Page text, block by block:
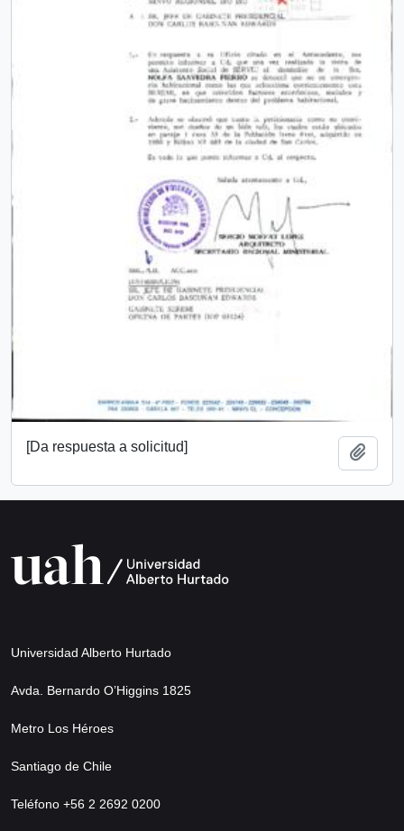
[Da respuesta a solicitud]
Universidad Alberto Hurtado
Avda. Bernardo O’Higgins 1825
Metro Los Héroes
Santiago de Chile
Teléfono +56 2 2692 0200